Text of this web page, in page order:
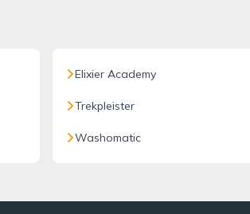
Elixier Academy
Trekpleister
Washomatic